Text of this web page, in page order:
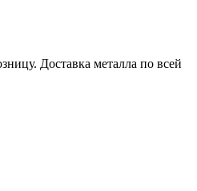
Доставка металла по всей